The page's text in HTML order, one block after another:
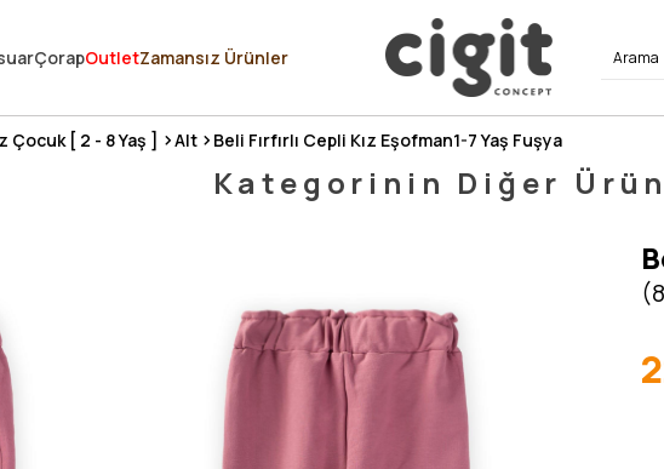
ÜRÜN
ÇorapOutletZamansız Ürünler
Çocuk [ 2 - 8 Yaş ] Alt Beli Fırfırlı Cepli Kız Eşofman1-7 Yaş Fuşya
Kategorinin Diğer